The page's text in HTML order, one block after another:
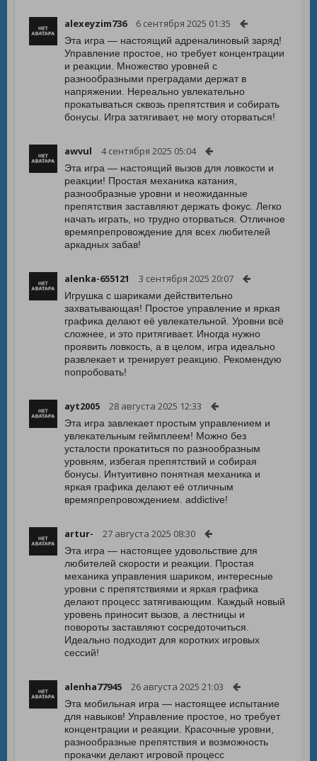
alexeyzim736 6 сентября 2025 01:35
Эта игра — настоящий адреналиновый заряд!
Управление простое, но требует концентрации
и реакции. Множество уровней с
разнообразными преградами держат в
напряжении. Нереально увлекательно
прокатываться сквозь препятствия и собирать
бонусы. Игра затягивает, не могу оторваться!
awvul 4 сентября 2025 05:04
Эта игра — настоящий вызов для ловкости и
реакции! Простая механика катания,
разнообразные уровни и неожиданные
препятствия заставляют держать фокус. Легко
начать играть, но трудно оторваться. Отличное
времяпрепровождение для всех любителей
аркадных забав!
alenka-655121 3 сентября 2025 20:07
Игрушка с шариками действительно
захватывающая! Простое управление и яркая
графика делают её увлекательной. Уровни всё
сложнее, и это притягивает. Иногда нужно
проявить ловкость, а в целом, игра идеально
развлекает и тренирует реакцию. Рекомендую
попробовать!
ayt2005 28 августа 2025 12:33
Эта игра завлекает простым управлением и
увлекательным геймплеем! Можно без
усталости прокатиться по разнообразным
уровням, избегая препятствий и собирая
бонусы. Интуитивно понятная механика и
яркая графика делают её отличным
времяпрепровождением. addictive!
artur- 27 августа 2025 08:30
Эта игра — настоящее удовольствие для
любителей скорости и реакции. Простая
механика управления шариком, интересные
уровни с препятствиями и яркая графика
делают процесс затягивающим. Каждый новый
уровень приносит вызов, а лестницы и
повороты заставляют сосредоточиться.
Идеально подходит для коротких игровых
сессий!
alenha77945 26 августа 2025 21:03
Эта мобильная игра — настоящее испытание
для навыков! Управление простое, но требует
концентрации и реакции. Красочные уровни,
разнообразные препятствия и возможность
прокачки делают игровой процесс